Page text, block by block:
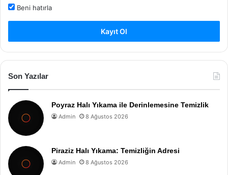
Beni hatırla
Kayıt Ol
Son Yazılar
Poyraz Halı Yıkama ile Derinlemesine Temizlik
Admin 8 Ağustos 2026
Piraziz Halı Yıkama: Temizliğin Adresi
Admin 8 Ağustos 2026